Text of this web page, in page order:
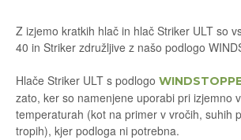
Z izjemo kratkih hlač in hlač Striker ULT so
40 in Striker združljive z našo podlogo
Hlače Striker ULT s podlogo
zato, ker so namenjene uporabi pri izjemno
temperaturah (kot na primer v vročih, suhih
tropih), kjer podloga ni potrebna.